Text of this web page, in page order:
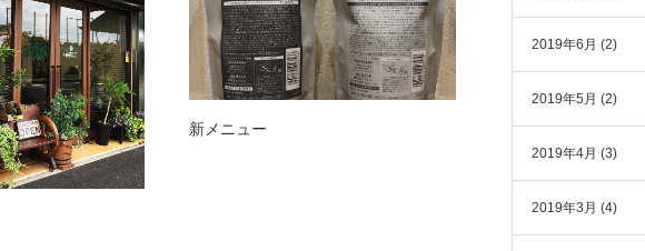
新メニュー
2019年6月 (2)
2019年5月 (2)
2019年4月 (3)
2019年3月 (4)